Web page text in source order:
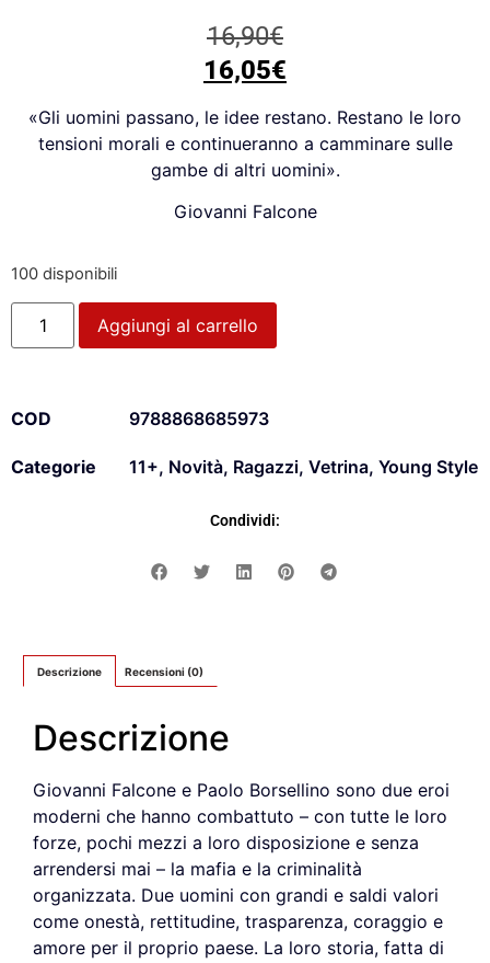
16,90€
16,05€
«Gli uomini passano, le idee restano. Restano le loro
tensioni morali e continueranno a camminare sulle
gambe di altri uomini».
Giovanni Falcone
100 disponibili
Aggiungi al carrello
COD 9788868685973
Categorie 11+, Novità, Ragazzi, Vetrina, Young Style
Condividi:
Descrizione Recensioni (0)
Descrizione
Giovanni Falcone e Paolo Borsellino sono due eroi
moderni che hanno combattuto – con tutte le loro
forze, pochi mezzi a loro disposizione e senza
arrendersi mai – la mafia e la criminalità
organizzata. Due uomini con grandi e saldi valori
come onestà, rettitudine, trasparenza, coraggio e
amore per il proprio paese. La loro storia, fatta di